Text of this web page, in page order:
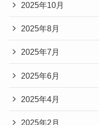
2025年10月
2025年8月
2025年7月
2025年6月
2025年4月
2025年2月